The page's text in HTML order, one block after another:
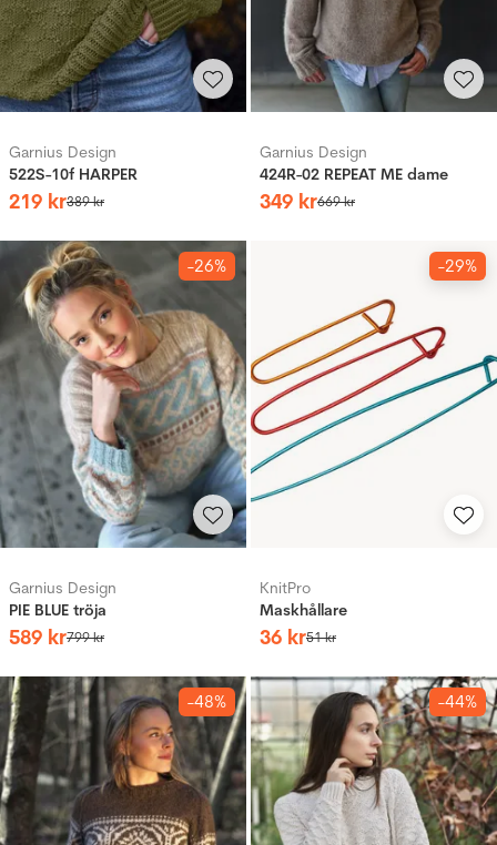
Garnius Design
522S-10f HARPER
219 kr389kr
Garnius Design
424R-02 REPEAT ME dame
349 kr669kr
-26%
Garnius Design
PIE BLUE tröja
589 kr799kr
-29%
KnitPro
Maskhållare
36 kr51kr
-48% -44%